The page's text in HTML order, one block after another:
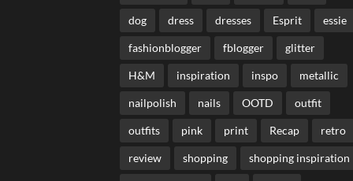
dog dress dresses Esprit essie
fashionblogger fblogger glitter
H&M inspiration inspo metallic
nailpolish nails OOTD outfit
outfits pink print Recap retro
review shopping shopping inspiration